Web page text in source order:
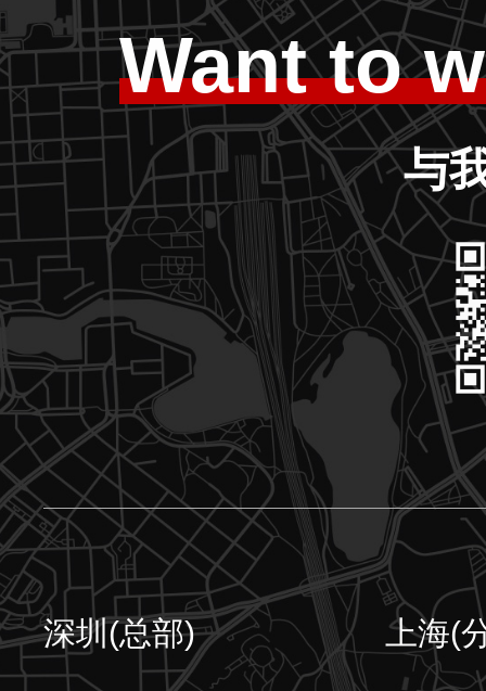
Want to
与
深圳(总部) 上海(